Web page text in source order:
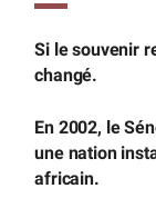
Si le souvenir
changé.
En 2002, le
une nation
africain.